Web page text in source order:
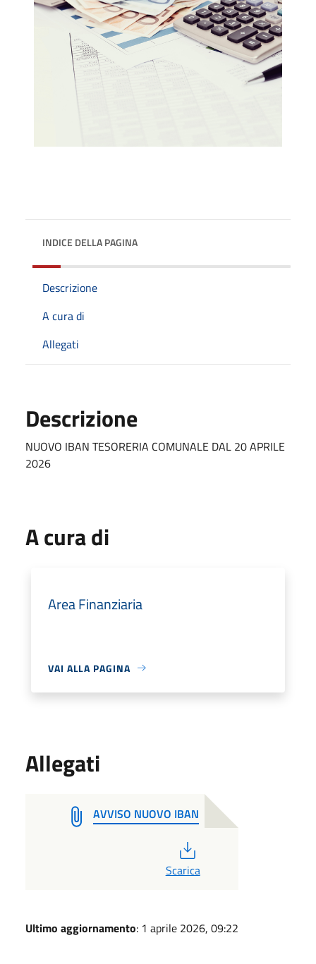
INDICE DELLA PAGINA
Descrizione
A cura di
Allegati
Descrizione
NUOVO IBAN TESORERIA COMUNALE DAL 20 APRILE
2026
A cura di
Area Finanziaria
VAI ALLA PAGINA
Allegati
AVVISO NUOVO IBAN
Scarica
Ultimo aggiornamento: 1 aprile 2026, 09:22